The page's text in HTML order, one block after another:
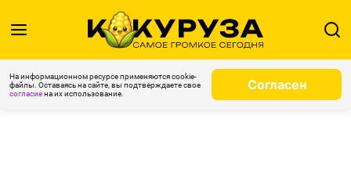
На информационном ресурсе применяются cookie-
файлы. Оставаясь на сайте, вы подтверждаете свое
согласиена их использование.
Согласен